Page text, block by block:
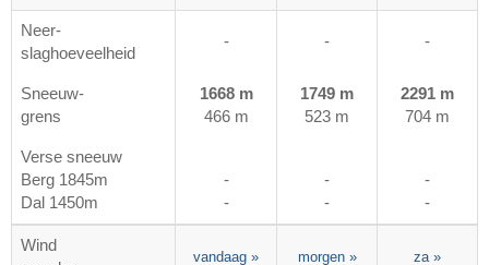
Neer-
slaghoeveelheid
- - -
Sneeuw-
grens
1668 m
466 m
1749 m
523 m
2291 m
704 m
Verse sneeuw
Berg 1845m
Dal 1450m
-
-
-
-
-
-
Wind
vandaag » morgen » za »